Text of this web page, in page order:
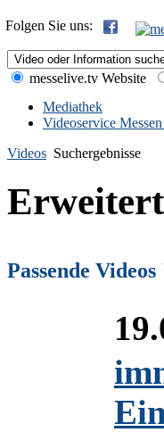
Folgen Sie uns:
messelive.tv Website
Mediathek
Videoservice
Videos Suchergebnisse
Passende